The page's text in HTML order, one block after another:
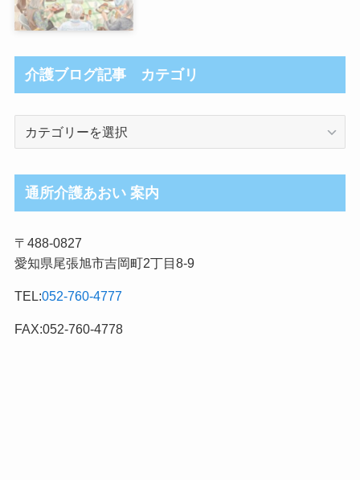
介護ブログ記事 カテゴリ
ロ
グ
事
カ
ゴ
リ
通所介護あおい 案内
〒488-0827
愛知県尾張旭市吉岡町2丁目8-9
TEL:052-760-4777
FAX:052-760-4778